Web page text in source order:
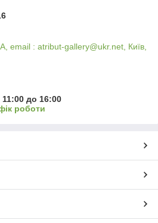
email : atribut-gallery@ukr.net, Київ,
до 16:00
роботи